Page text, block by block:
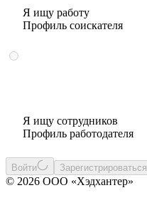
Я ищу работу
Профиль соискателя
Я ищу сотрудников
Профиль работодателя
Войти Зарегистрироваться
© 2026 ООО «Хэдхантер»